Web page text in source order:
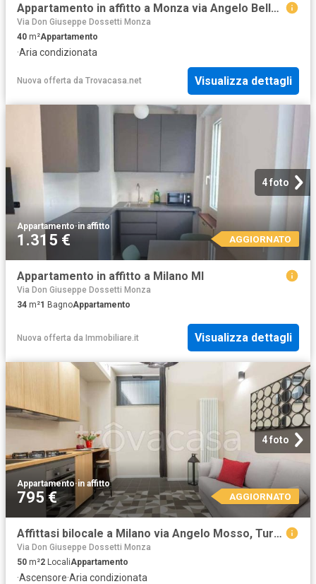
Appartamento in affitto a Monza via Angelo Bellani, Centro Storico
Via Don Giuseppe Dossetti Monza
40 m²Appartamento
·Aria condizionata
Nuova offerta da Trovacasa.net Visualizza dettagli
4 foto
Appartamento·in affitto
1.315 € AGGIORNATO
Appartamento in affitto a Milano MI
Via Don Giuseppe Dossetti Monza
34 m²1 BagnoAppartamento
Nuova offerta da Immobiliare.it Visualizza dettagli
4 foto
Appartamento·in affitto
795 € AGGIORNATO
Affittasi bilocale a Milano via Angelo Mosso, Turro
Via Don Giuseppe Dossetti Monza
50 m²2 LocaliAppartamento
·Ascensore·Aria condizionata